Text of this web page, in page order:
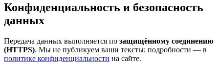
Конфиденциальность и безопасность
данных
Передача данных выполняется по защищённому соединению
(HTTPS). Мы не публикуем ваши тексты; подробности — в
политике конфиденциальности на сайте.